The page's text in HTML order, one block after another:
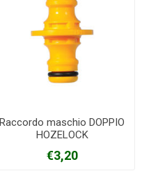
Raccordo maschio DOPPIO
HOZELOCK
€3,20